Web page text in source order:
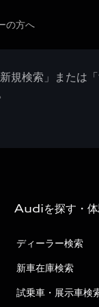
の方へ
規検索」または
Audiを探す・体
ディーラー検索
新車在庫検索
試乗車・展示車検